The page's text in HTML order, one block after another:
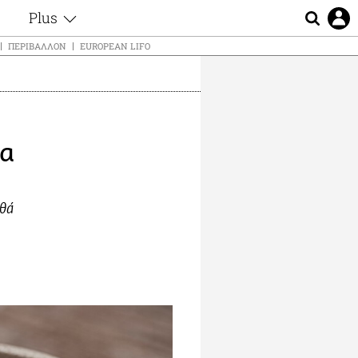
Plus
Θέματα
ΠΕΡΙΒΆΛΛΟΝ EUROPEAN LIFO